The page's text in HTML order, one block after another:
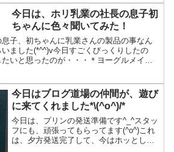
今日は、ホリ乳業の社長の息子初
ちゃんに色々聞いてみた！
子、初ちゃんに乳業さんの製品の事なん
ました(*^^)v今日すごくびっくりしたの
いと思ったのが・・・＊ヨーグルメイト
今日はブログ道場の仲間が、遊び
に来てくれました*\(^o^)/*
今日は、プリンの発送準備です^_^スタッ
フにも、頑張ってもらってます(^o^)これ
は、夕方発送完了して、今はホッとして